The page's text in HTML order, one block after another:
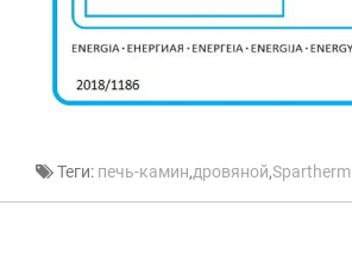
Теги: печь-камин,дровяной,Spartherm